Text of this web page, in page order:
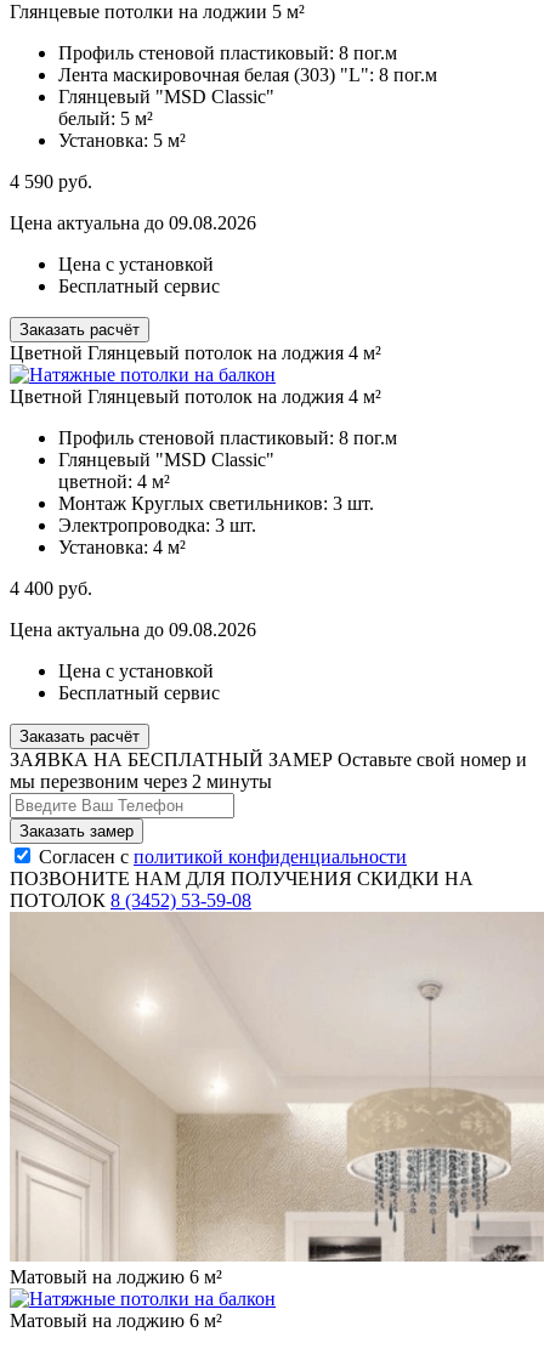
Глянцевые потолки на лоджии 5 м²
Профиль стеновой пластиковый: 8 пог.м
Лента маскировочная белая (303) "L": 8 пог.м
Глянцевый "MSD Classic"
белый: 5 м²
Установка: 5 м²
4 590 руб.
Цена актуальна до 09.08.2026
Цена с установкой
Бесплатный сервис
Заказать расчёт
Цветной Глянцевый потолок на лоджия 4 м²
Цветной Глянцевый потолок на лоджия 4 м²
Профиль стеновой пластиковый: 8 пог.м
Глянцевый "MSD Classic"
цветной: 4 м²
Монтаж Круглых светильников: 3 шт.
Электропроводка: 3 шт.
Установка: 4 м²
4 400 руб.
Цена актуальна до 09.08.2026
Цена с установкой
Бесплатный сервис
Заказать расчёт
ЗАЯВКА НА БЕСПЛАТНЫЙ ЗАМЕР Оставьте свой номер и
мы перезвоним через 2 минуты
Согласен с политикой конфиденциальности
ПОЗВОНИТЕ НАМ ДЛЯ ПОЛУЧЕНИЯ СКИДКИ НА
ПОТОЛОК 8 (3452) 53-59-08
Матовый на лоджию 6 м²
Матовый на лоджию 6 м²